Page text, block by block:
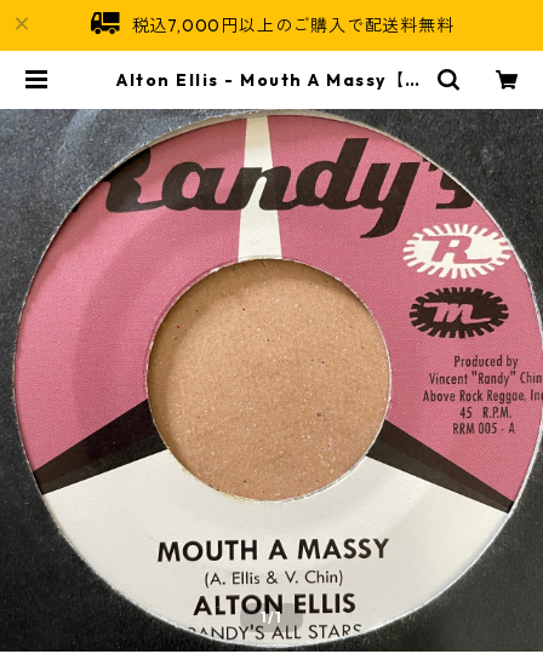
税込7,000円以上のご購入で配送料無料
Alton Ellis - Mouth A Massy【7-
1/1